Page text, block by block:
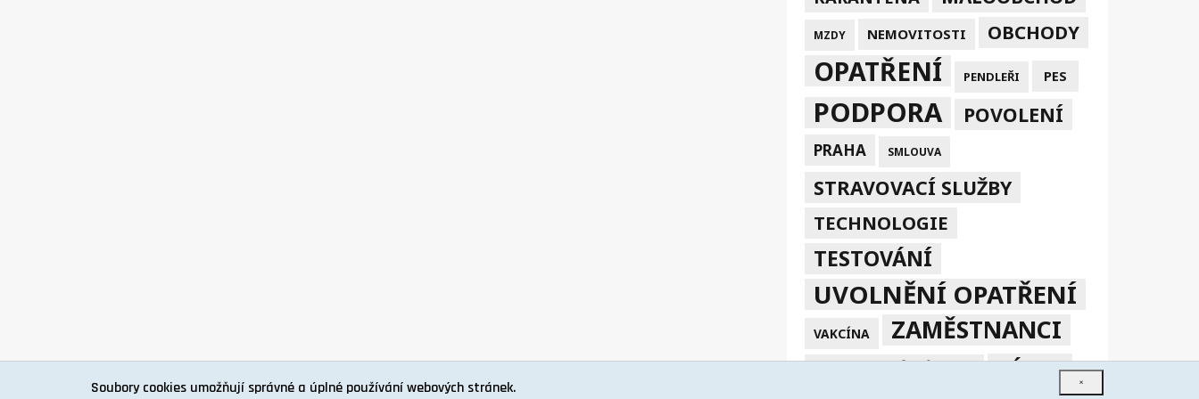
MZDY NEMOVITOSTI OBCHODY
OPATŘENÍ PENDLEŘI PES
PODPORA POVOLENÍ
PRAHA SMLOUVA
STRAVOVACÍ SLUŽBY
TECHNOLOGIE
TESTOVÁNÍ
UVOLNĚNÍ OPATŘENÍ
VAKCÍNA ZAMĚSTNANCI
ZÁKAZ
×
Soubory cookies umožňují správné a úplné používání webových stránek.